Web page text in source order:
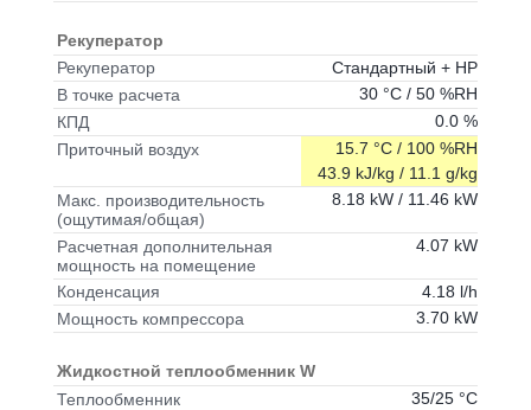
Рекуператор
Рекуператор
Стандартный + HP
В точке расчета
30 °C / 50 %RH
КПД
0.0 %
Приточный воздух
15.7 °C / 100 %RH
43.9 kJ/kg / 11.1 g/kg
Макс. производительность
(ощутимая/общая)
8.18 kW / 11.46 kW
Расчетная дополнительная
мощность на помещение
4.07 kW
Конденсация
4.18 l/h
Мощность компрессора
3.70 kW
Жидкостной теплообменник W
Теплообменник
35/25 °C